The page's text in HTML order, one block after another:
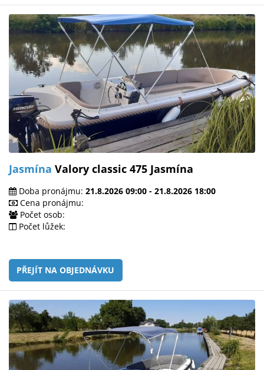
Jasmína Valory classic 475 Jasmína
Doba pronájmu: 21.8.2026 09:00 - 21.8.2026 18:00
Cena pronájmu:
Počet osob:
Počet lůžek:
PŘEJÍT NA OBJEDNÁVKU